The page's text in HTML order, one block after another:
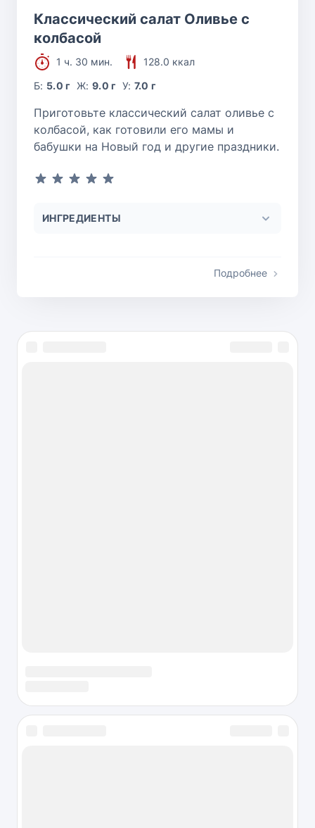
Классический салат Оливье с
колбасой
1 ч. 30 мин.
128.0 ккал
Б: 5.0 г Ж: 9.0 г У: 7.0 г
Приготовьте классический салат оливье с
колбасой, как готовили его мамы и
бабушки на Новый год и другие праздники.
ИНГРЕДИЕНТЫ
Подробнее